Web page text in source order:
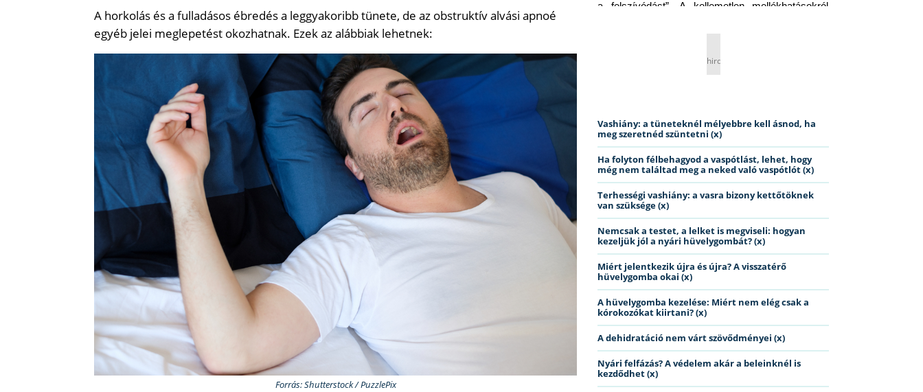
A horkolás és a fulladásos ébredés a leggyakoribb tünete, de az obstruktív alvási apnoé
egyéb jelei meglepetést okozhatnak. Ezek az alábbiak lehetnek:
Forrás: Shutterstock / PuzzlePix
a felszívódást”. A kellemetlen mellékhatásokról
hirdetés
Vashiány: a tüneteknél mélyebbre kell ásnod, ha
meg szeretnéd szüntetni (x)
Ha folyton félbehagyod a vaspótlást, lehet, hogy
még nem találtad meg a neked való vaspótlót (x)
Terhességi vashiány: a vasra bizony kettőtöknek
van szüksége (x)
Nemcsak a testet, a lelket is megviseli: hogyan
kezeljük jól a nyári hüvelygombát? (x)
Miért jelentkezik újra és újra? A visszatérő
hüvelygomba okai (x)
A hüvelygomba kezelése: Miért nem elég csak a
kórokozókat kiirtani? (x)
A dehidratáció nem várt szövődményei (x)
Nyári felfázás? A védelem akár a beleinknél is
kezdődhet (x)